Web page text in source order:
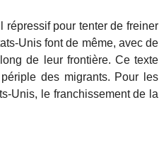
répressif pour tenter de freiner
Unis font de même, avec de
de leur frontière. Ce texte
des migrants. Pour les
Unis, le franchissement de la